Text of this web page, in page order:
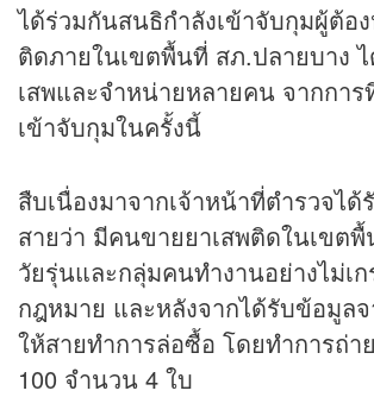
ได้ร่วมกันสนธิกำลังเข้าจับกุมผู้ต้อ
ติดภายในเขตพื้นที่ สภ.ปลายบาง
เสพและจำหน่ายหลายคน จากการ
เข้าจับกุมในครั้งนี้
สืบเนื่องมาจากเจ้าหน้าที่ตำรวจได้
สายว่า มีคนขายยาเสพติดในเขต
วัยรุ่นและกลุ่มคนทำงานอย่างไม่เก
กฎหมาย และหลังจากได้รับข้อมูล
ให้สายทำการล่อซื้อ โดยทำการถ่า
100 จำนวน 4 ใบ